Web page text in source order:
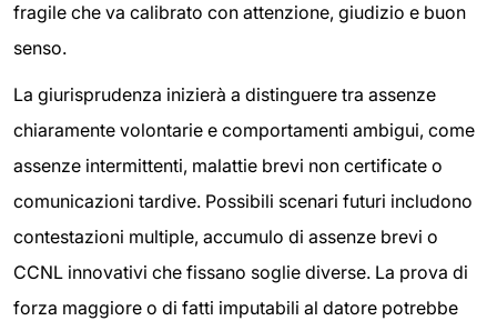
fragile che va calibrato con attenzione, giudizio e buon
senso.
La giurisprudenza inizierà a distinguere tra assenze
chiaramente volontarie e comportamenti ambigui, come
assenze intermittenti, malattie brevi non certificate o
comunicazioni tardive. Possibili scenari futuri includono
contestazioni multiple, accumulo di assenze brevi o
CCNL innovativi che fissano soglie diverse. La prova di
forza maggiore o di fatti imputabili al datore potrebbe